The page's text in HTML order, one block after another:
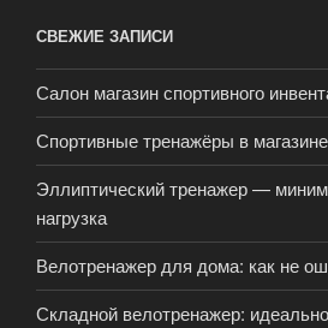
СВЕЖИЕ ЗАПИСИ
Салон магазин спортивного
Спортивные тренажёры в
Эллиптический тренажер —
нагрузка
Велотренажер для дома: как не
Складной велотренажер: